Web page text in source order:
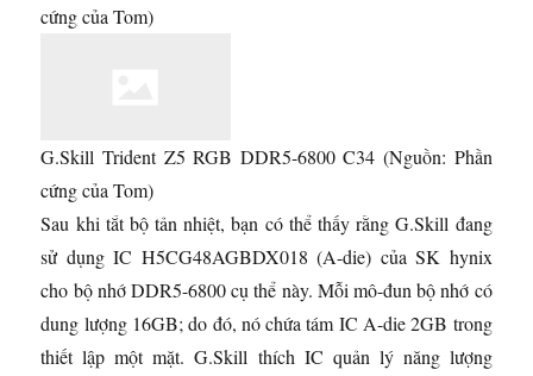
cứng của Tom)
G.Skill Trident Z5 RGB DDR5-6800 C34 (Nguồn: Phần
cứng của Tom)
Sau khi tắt bộ tản nhiệt, bạn có thể thấy rằng G.Skill đang
sử dụng IC H5CG48AGBDX018 (A-die) của SK hynix
cho bộ nhớ DDR5-6800 cụ thể này. Mỗi mô-đun bộ nhớ có
dung lượng 16GB; do đó, nó chứa tám IC A-die 2GB trong
thiết lập một mặt. G.Skill thích IC quản lý năng lượng